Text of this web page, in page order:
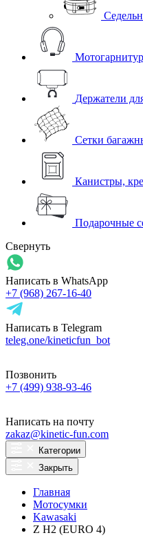
Держатели
Сетки
Канистры,
Подарочные
Свернуть
Написать в WhatsApp
+7 (968) 267-16-40
Написать в Telegram
teleg.one/kineticfun_bot
Позвонить
+7 (499) 938-93-46
Написать на почту
zakaz@kinetic-fun.com
Категории
Закрыть
Главная
Мотосумки
Kawasaki
Z H2 (EURO 4)